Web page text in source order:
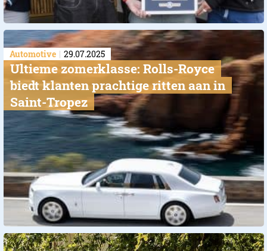
Automotive 29.07.2025
Ultieme zomerklasse: Rolls-Royce
biedt klanten prachtige ritten aan in
Saint-Tropez